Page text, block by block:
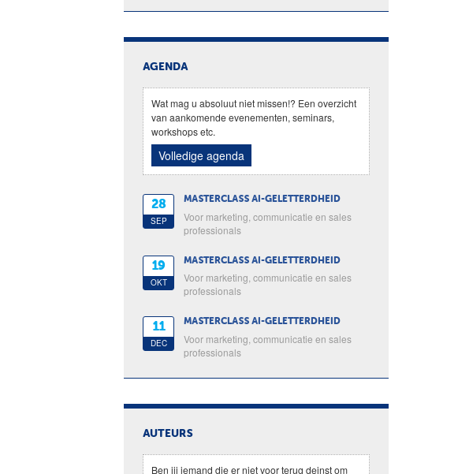
AGENDA
Wat mag u absoluut niet missen!? Een overzicht
van aankomende evenementen, seminars,
workshops etc.
Volledige agenda
28
SEP
MASTERCLASS AI-GELETTERDHEID
Voor marketing, communicatie en sales
professionals
19
OKT
MASTERCLASS AI-GELETTERDHEID
Voor marketing, communicatie en sales
professionals
11
DEC
MASTERCLASS AI-GELETTERDHEID
Voor marketing, communicatie en sales
professionals
AUTEURS
Ben jij iemand die er niet voor terug deinst om